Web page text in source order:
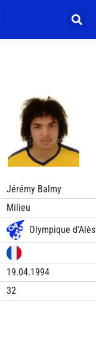
Jérémy Balmy
Milieu
Olympique d'Alès
19.04.1994
32